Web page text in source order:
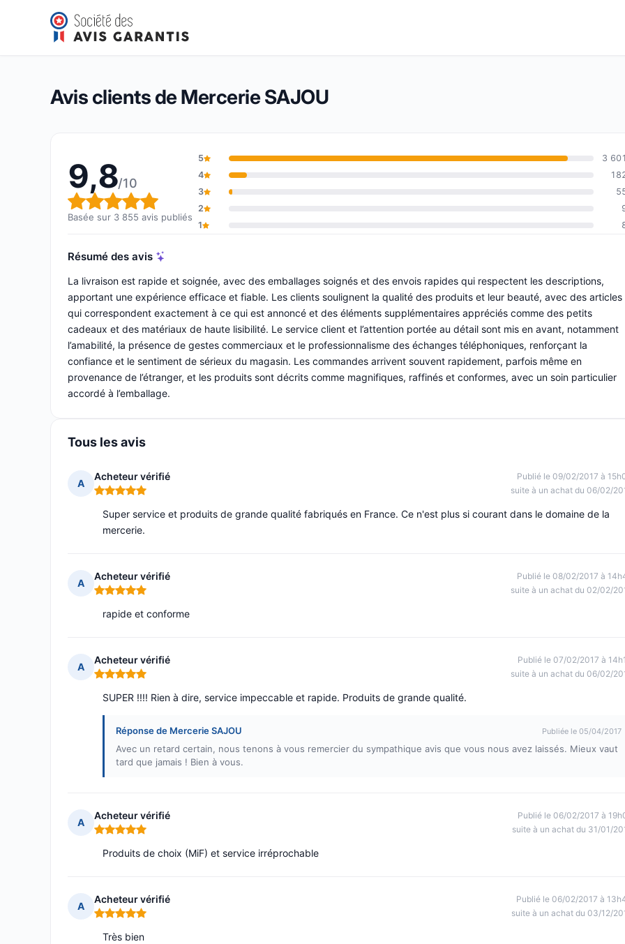
Mercerie SAJOU
Note globale : 9,8 sur 10
9,8/10(3 855 avis)
Avis clients de Mercerie SAJOU
9,8/10
Note globale : 9,8 sur 10
Basée sur 3 855 avis publiés
5
3 601
4
3
2
1
Résumé des avis
La livraison est rapide et soignée, avec des emballages soignés et des envois rapides qui respectent les descriptions,
apportant une expérience efficace et fiable. Les clients soulignent la qualité des produits et leur beauté, avec des articles
qui correspondent exactement à ce qui est annoncé et des éléments supplémentaires appréciés comme des petits
cadeaux et des matériaux de haute lisibilité. Le service client et l’attention portée au détail sont mis en avant, notamment
l’amabilité, la présence de gestes commerciaux et le professionnalisme des échanges téléphoniques, renforçant la
confiance et le sentiment de sérieux du magasin. Les commandes arrivent souvent rapidement, parfois même en
provenance de l’étranger, et les produits sont décrits comme magnifiques, raffinés et conformes, avec un soin particulier
accordé à l’emballage.
Tous les avis
A
Acheteur vérifié
Note : 5 sur 5
Publié le 09/02/2017 à
suite à un achat du 06/02/
Super service et produits de grande qualité fabriqués en France. Ce n'est plus si courant dans le domaine de la
mercerie.
A
Acheteur vérifié
Note : 5 sur 5
Publié le 08/02/2017 à
suite à un achat du 02/02/
rapide et conforme
A
Acheteur vérifié
Note : 5 sur 5
Publié le 07/02/2017 à
suite à un achat du 06/02/
SUPER !!!! Rien à dire, service impeccable et rapide. Produits de grande qualité.
Réponse de Mercerie SAJOU Publiée le 05/04/2017
Avec un retard certain, nous tenons à vous remercier du sympathique avis que vous nous avez laissés. Mieux vaut
tard que jamais ! Bien à vous.
A
Acheteur vérifié
Note : 5 sur 5
Publié le 06/02/2017 à
suite à un achat du 31/01/
Produits de choix (MiF) et service irréprochable
A
Acheteur vérifié
Note : 5 sur 5
Publié le 06/02/2017 à
suite à un achat du 03/12/
Très bien